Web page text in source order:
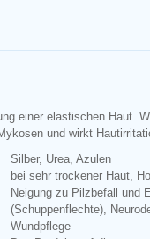
einer elastischen Haut.
und wirkt
Silber, Urea, Azulen
bei sehr trockener Haut,
Neigung zu Pilzbefall und
(Schuppenflechte),
Wundpflege